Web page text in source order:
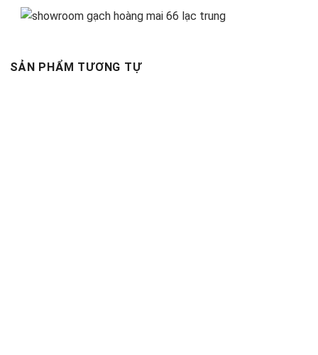
SẢN PHẨM TƯƠNG TỰ